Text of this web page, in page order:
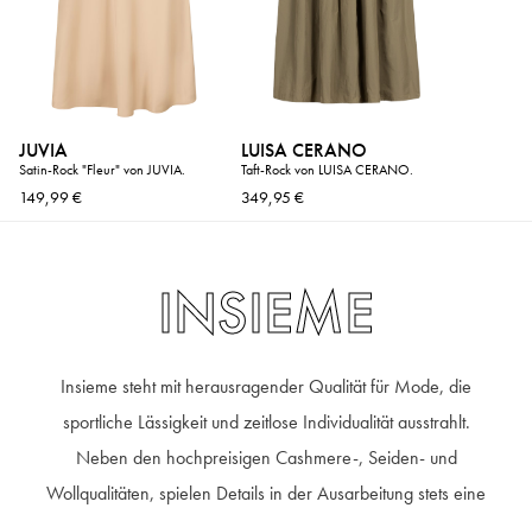
JUVIA
Satin-Rock "Fleur" von JUVIA.
149,99 €
LUISA CERANO
Taft-Rock von LUISA CERANO.
349,95 €
INSIEME
Insieme steht mit herausragender Qualität für Mode, die
sportliche Lässigkeit und zeitlose Individualität ausstrahlt.
Neben den hochpreisigen Cashmere-, Seiden- und
Wollqualitäten, spielen Details in der Ausarbeitung stets eine